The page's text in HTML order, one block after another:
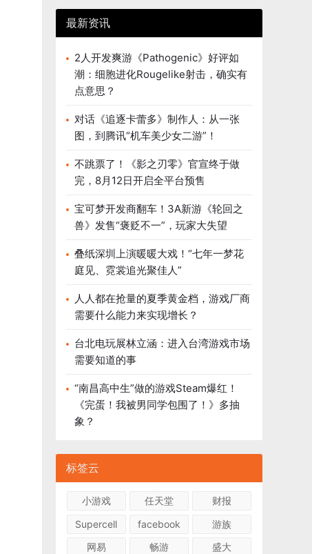
最新资讯
2人开发爽游《Pathogenic》好评如
潮：细胞进化Rougelike射击，确实有
点意思？
对话《追逐卡蕾多》制作人：从一张
图，到腾讯“机车美少女二游”！
不跳票了！《影之刃零》官宣终于做
完，8月12日开启全平台预售
宝可梦开发商翻车！3A新游《轮回之
兽》发售“褒贬不一”，玩家大失望
叠纸深圳上演暖暖大戏！“七年一梦花
庭见、霓裳追光聚佳人”
人人都在抢量的夏季黄金档，游戏厂商
需要什么能力来实现增长？
台北电玩展林立涵：进入台湾游戏市场
需要知道的事
“南昌高中生”做的游戏Steam爆红！
《完蛋！我被男同学包围了！》多抽
象？
标签云
小游戏 任天堂
财报
Supercell
facebook
游族
网易
畅游
盛大